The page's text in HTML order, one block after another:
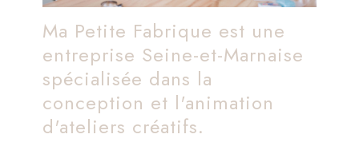
Ma Petite Fabrique est une
entreprise Seine-et-Marnaise
spécialisée dans la
conception et l'animation
d'ateliers créatifs.